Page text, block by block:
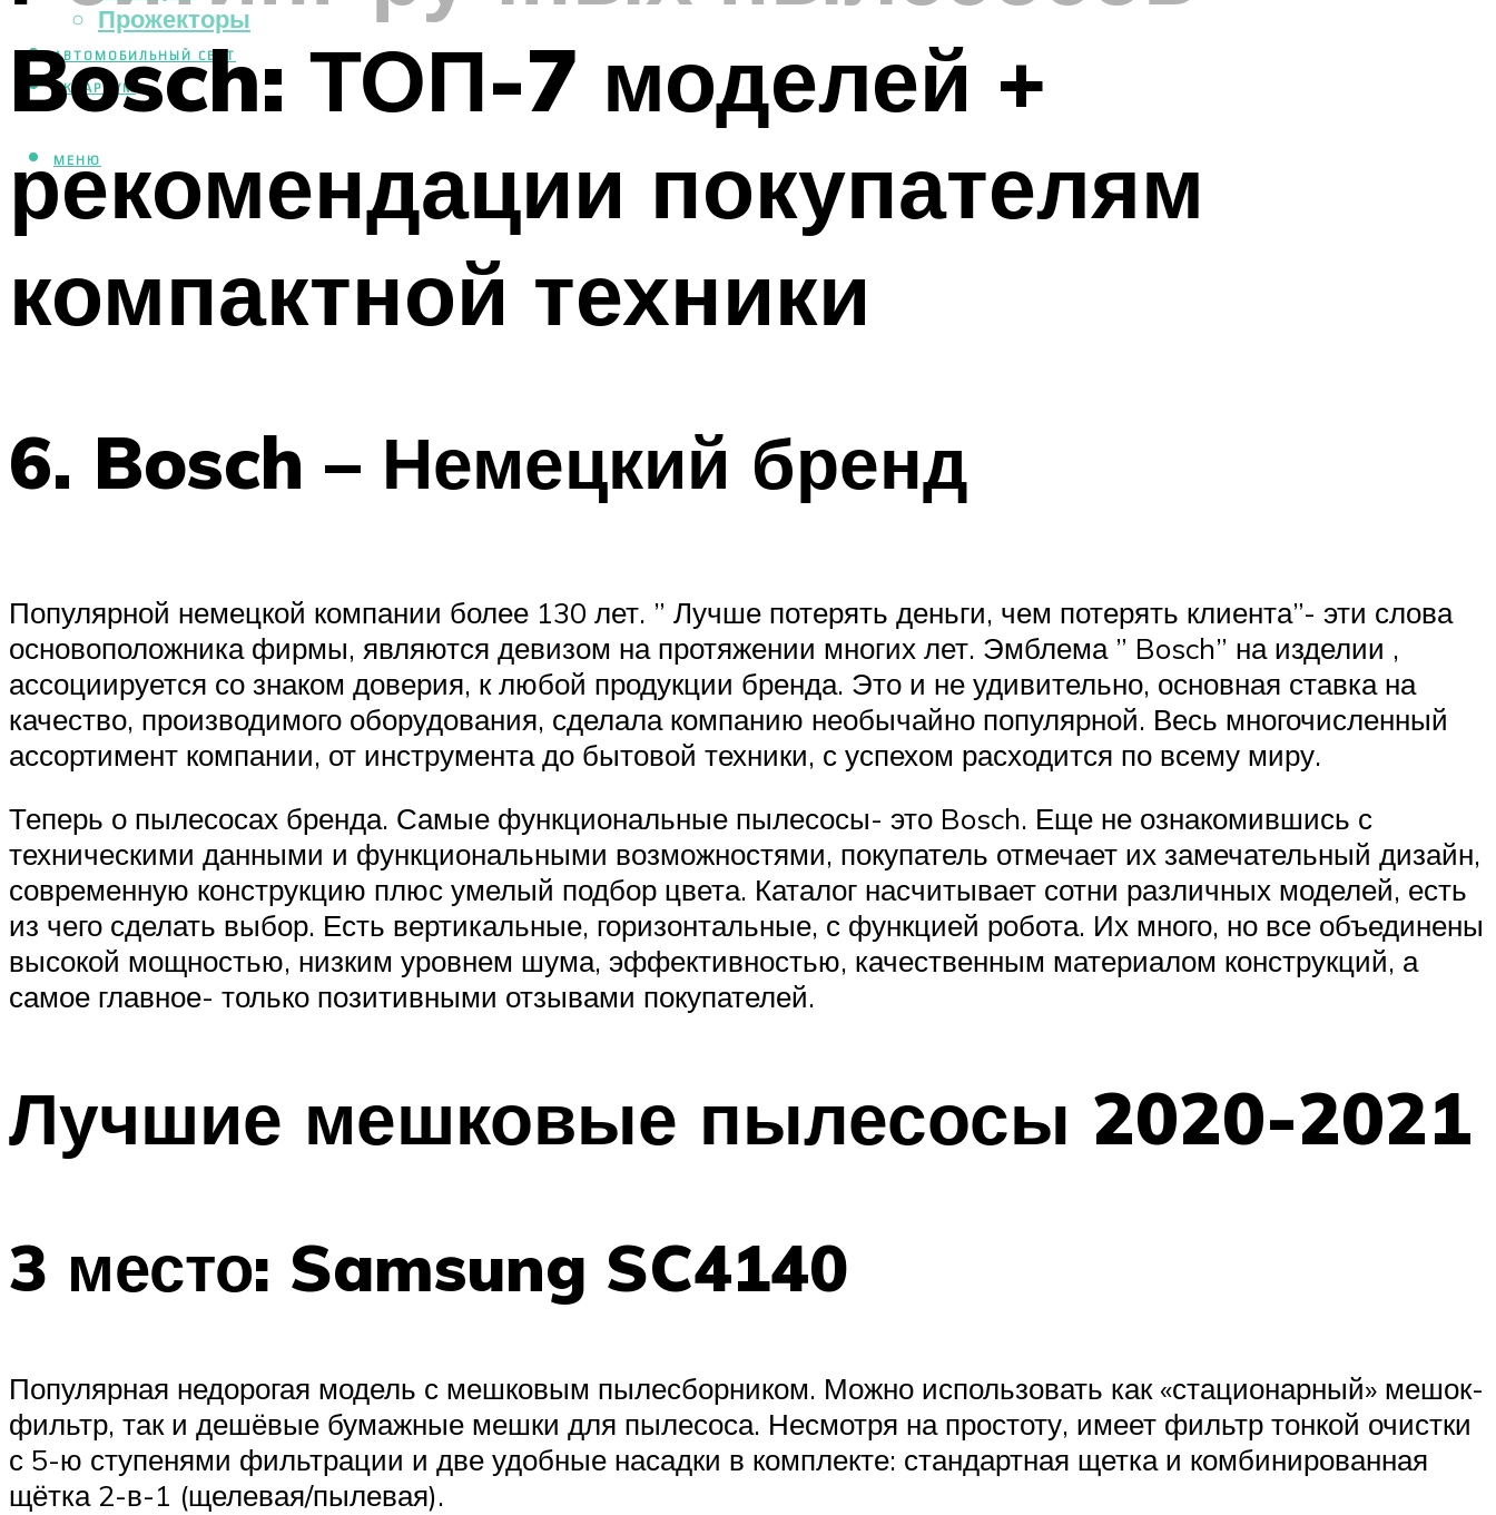
Прожекторы
АВТОМОБИЛЬНЫЙ СВЕТ
АКВАРИУМ
МЕНЮ
Bosch: ТОП-7 моделей +
рекомендации покупателям
компактной техники
6. Bosch – Немецкий бренд
Популярной немецкой компании более 130 лет. ” Лучше потерять деньги, чем потерять клиента”- эти слова
основоположника фирмы, являются девизом на протяжении многих лет. Эмблема ” Bosch” на изделии ,
ассоциируется со знаком доверия, к любой продукции бренда. Это и не удивительно, основная ставка на
качество, производимого оборудования, сделала компанию необычайно популярной. Весь многочисленный
ассортимент компании, от инструмента до бытовой техники, с успехом расходится по всему миру.
Теперь о пылесосах бренда. Самые функциональные пылесосы- это Bosch. Еще не ознакомившись с
техническими данными и функциональными возможностями, покупатель отмечает их замечательный дизайн,
современную конструкцию плюс умелый подбор цвета. Каталог насчитывает сотни различных моделей, есть
из чего сделать выбор. Есть вертикальные, горизонтальные, с функцией робота. Их много, но все объединены
высокой мощностью, низким уровнем шума, эффективностью, качественным материалом конструкций, а
самое главное- только позитивными отзывами покупателей.
Лучшие мешковые пылесосы 2020-2021
3 место: Samsung SC4140
Популярная недорогая модель с мешковым пылесборником. Можно использовать как «стационарный» мешок-
фильтр, так и дешёвые бумажные мешки для пылесоса. Несмотря на простоту, имеет фильтр тонкой очистки
с 5-ю ступенями фильтрации и две удобные насадки в комплекте: стандартная щетка и комбинированная
щётка 2-в-1 (щелевая/пылевая).